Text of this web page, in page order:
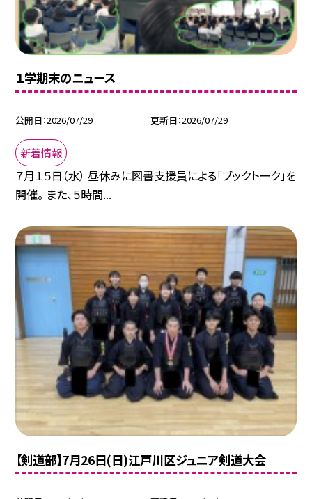
１学期末のニュース
公開日 2026/07/29 更新日 2026/07/29
新着情報
７月１５日（水） 昼休みに図書支援員による「ブックトーク」を
開催。 また、５時間...
【剣道部】7月26日(日)江戸川区ジュニア剣道大会